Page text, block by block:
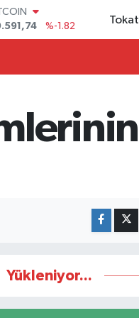
%-1.82
%0.19
Tokat
Yükleniyor...